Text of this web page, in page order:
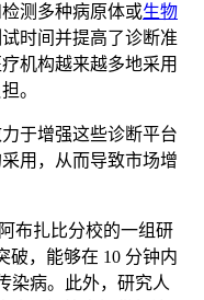
测多种病原体或生物
时间并提高了诊断准
机构越来越多地采用
。
于增强这些诊断平台
用，从而导致市场增
布扎比分校的一组研
破，能够在 10 分钟内
染病。此外，研究人